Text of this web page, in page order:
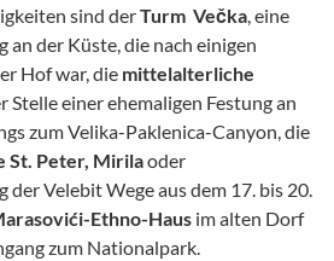
sind derTurm Večka, eine
der Küste, die nach einigen
Hof war, die mittelalterliche
Stelle einer ehemaligen Festung an
zum Velika-Paklenica-Canyon, die
St. Peter, Mirilaoder
Velebit Wege aus dem 17. bis 20.
Ethno-Haus im alten Dorf
zum Nationalpark.